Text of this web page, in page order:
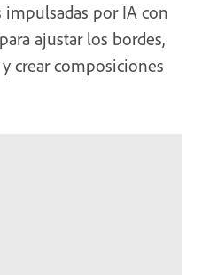
impulsadas por IA con
ajustar los bordes,
crear composiciones